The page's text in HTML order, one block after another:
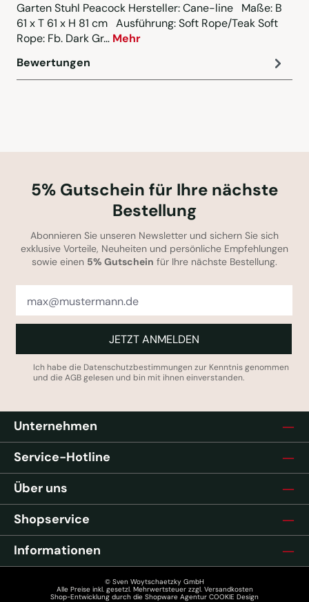
Garten Stuhl Peacock Hersteller: Cane-line Maße: B
61 x T 61 x H 81 cm Ausführung: Soft Rope/Teak Soft
Rope: Fb. Dark Gr… Mehr
Bewertungen
5% Gutschein für Ihre nächste
Bestellung
Abonnieren Sie unseren Newsletter und sichern Sie sich
exklusive Vorteile, Neuheiten und persönliche Empfehlungen
sowie einen 5% Gutschein für Ihre nächste Bestellung.
JETZT ANMELDEN
Ich habe die Datenschutzbestimmungen zur Kenntnis genommen
und dieAGBgelesen und bin mit ihnen einverstanden.
Unternehmen
Service-Hotline
Über uns
Shopservice
Informationen
© Sven Woytschaetzky GmbH
Alle Preise inkl. gesetzl. Mehrwertsteuer zzgl. Versandkosten
Shop-Entwicklung durch die Shopware Agentur COOKIE Design